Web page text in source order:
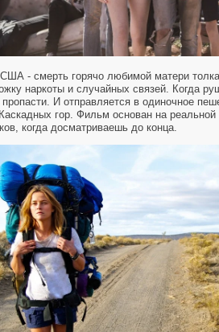
- смерть горячо любимой матери
наркоты и случайных связей. Когда
И отправляется в одиночное
гор. Фильм основан на
когда досматриваешь до конца.